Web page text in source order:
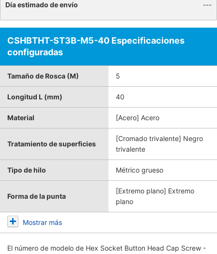
Día estimado de envío ---
CSHBTHT-ST3B-M5-40 Especificaciones
configuradas
Tamaño de Rosca (M) 5
Longitud L (mm) 40
Material [Acero] Acero
Tratamiento de superficies
[Cromado trivalente] Negro
trivalente
Tipo de hilo Métrico grueso
Forma de la punta
[Extremo plano] Extremo
plano
Mostrar más
El número de modelo de Hex Socket Button Head Cap Screw -